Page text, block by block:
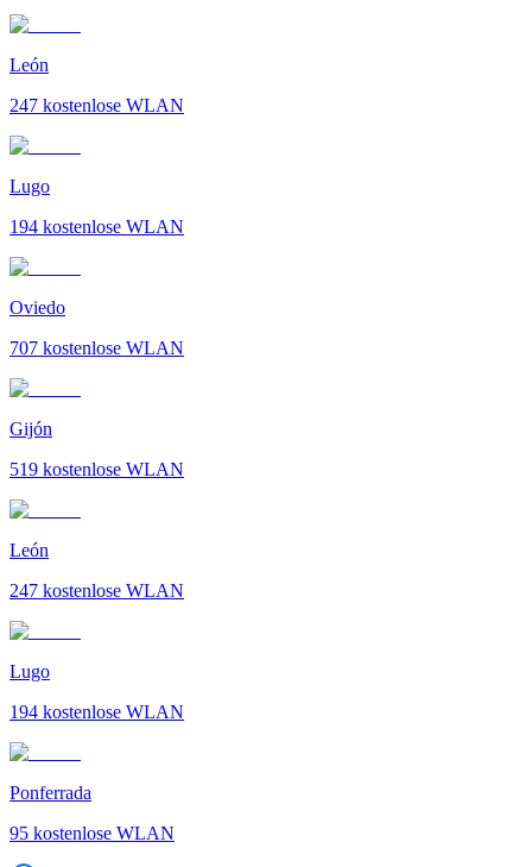
León
247 kostenlose WLAN
Lugo
194 kostenlose WLAN
Oviedo
707 kostenlose WLAN
Gijón
519 kostenlose WLAN
León
247 kostenlose WLAN
Lugo
194 kostenlose WLAN
Ponferrada
95 kostenlose WLAN